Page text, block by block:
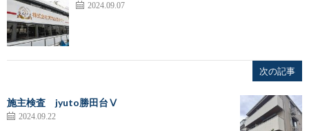
2024.09.07
次の記事
施主検査 jyuto勝田台Ⅴ
2024.09.22